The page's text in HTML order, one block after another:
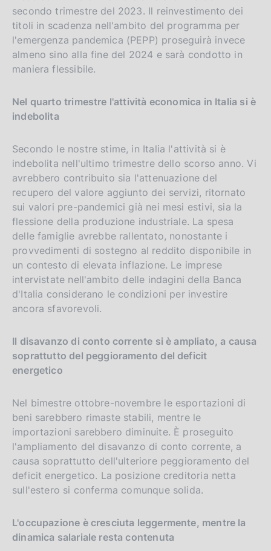
secondo trimestre del 2023. Il reinvestimento dei
titoli in scadenza nell'ambito del programma per
l'emergenza pandemica (PEPP) proseguirà invece
almeno sino alla fine del 2024 e sarà condotto in
maniera flessibile.
Nel quarto trimestre l'attività economica in Italia si è
indebolita
Secondo le nostre stime, in Italia l'attività si è
indebolita nell'ultimo trimestre dello scorso anno. Vi
avrebbero contribuito sia l'attenuazione del
recupero del valore aggiunto dei servizi, ritornato
sui valori pre-pandemici già nei mesi estivi, sia la
flessione della produzione industriale. La spesa
delle famiglie avrebbe rallentato, nonostante i
provvedimenti di sostegno al reddito disponibile in
un contesto di elevata inflazione. Le imprese
intervistate nell'ambito delle indagini della Banca
d'Italia considerano le condizioni per investire
ancora sfavorevoli.
Il disavanzo di conto corrente si è ampliato, a causa
soprattutto del peggioramento del deficit
energetico
Nel bimestre ottobre-novembre le esportazioni di
beni sarebbero rimaste stabili, mentre le
importazioni sarebbero diminuite. È proseguito
l'ampliamento del disavanzo di conto corrente, a
causa soprattutto dell'ulteriore peggioramento del
deficit energetico. La posizione creditoria netta
sull'estero si conferma comunque solida.
L'occupazione è cresciuta leggermente, mentre la
dinamica salariale resta contenuta